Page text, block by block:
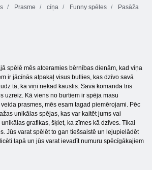
Prasme cīņa Funny spēles
Pasāža
spēlē mēs atceramies bērnības dienām, kad viņa
ir jācīnās atpakaļ visus bullies, kas dzīvo savā
tā, ka viņi nekad kauslis. Savā komandā trīs
uzreiz. Kā viens no burtiem ir spēja masu
prasmes, mēs esam tagad piemērojami. Pēc
unikālas spējas, kas var kaitēt jums vai
grafikas, šķiet, ka zīmes kā dzīves. Tikai
Jūs varat spēlēt to gan tiešsaistē un lejupielādēt
lapā un jūs varat ievadīt numuru spēcīgākajiem